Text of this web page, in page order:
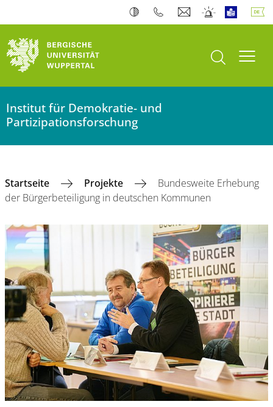
Suche öffnen
Institut für Demokratie- und
Partizipationsforschung
Startseite Projekte
Bundesweite Erhebung
der Bürgerbeteiligung in deutschen Kommunen